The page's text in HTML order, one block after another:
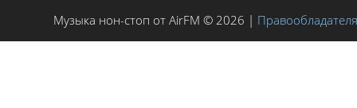
Музыка нон-стоп от AirFM © 2026 |